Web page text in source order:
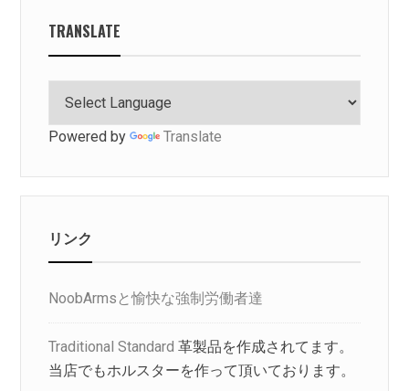
TRANSLATE
Powered by Translate
リンク
NoobArmsと愉快な強制労働者達
Traditional Standard 革製品を作成されてます。
当店でもホルスターを作って頂いております。